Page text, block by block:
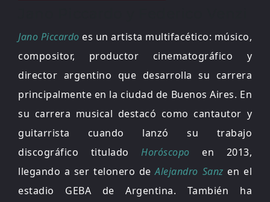
Jano Piccardo es un artista multifacético: músico,
compositor, productor cinematográfico y
director argentino que desarrolla su carrera
principalmente en la ciudad de Buenos Aires. En
su carrera musical destacó como cantautor y
guitarrista cuando lanzó su trabajo
discográfico titulado Horóscopo en 2013,
llegando a ser telonero deAlejandro Sanz en el
estadio GEBA de Argentina. También ha